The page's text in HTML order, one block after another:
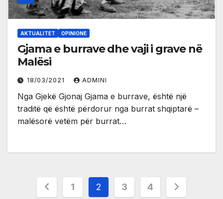
AKTUALITET OPINIONE
Gjama e burrave dhe vaji i grave në
Malësi
18/03/2021 ADMINI
Nga Gjekë Gjonaj Gjama e burrave, është një
traditë që është përdorur nga burrat shqiptarë –
malësorë vetëm për burrat…
Posts
1 2 3 4